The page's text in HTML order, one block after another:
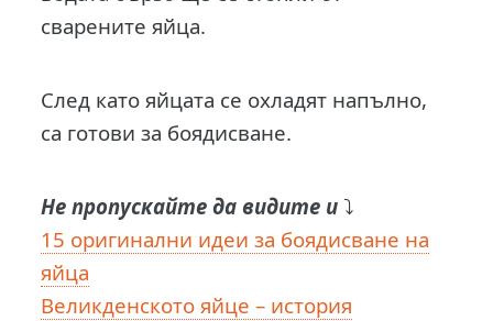
сварените яйца.
След като яйцата се охладят напълно,
са готови за боядисване.
Не пропускайте да видите и ⤵️
15 оригинални идеи за боядисване на
яйца
Великденското яйце – история